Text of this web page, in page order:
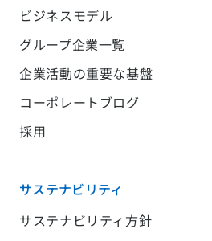
ビジネスモデル
グループ企業一覧
企業活動の重要な基盤
コーポレートブログ
採用
サステナビリティ
サステナビリティ方針